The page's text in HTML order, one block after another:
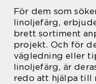
För dem som
linoljefärg,
brett sortiment
projekt. Och för
vägledning eller
linoljefärg, är
redo att hjälpa till